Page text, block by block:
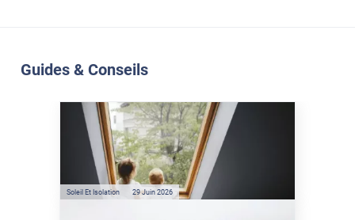
Guides & Conseils
Véranda et Velux : Comment
bloquer jusqu'à 80% de
l'énergie solaire sans
climatisation ?
Soleil Et Isolation 29 Juin 2026